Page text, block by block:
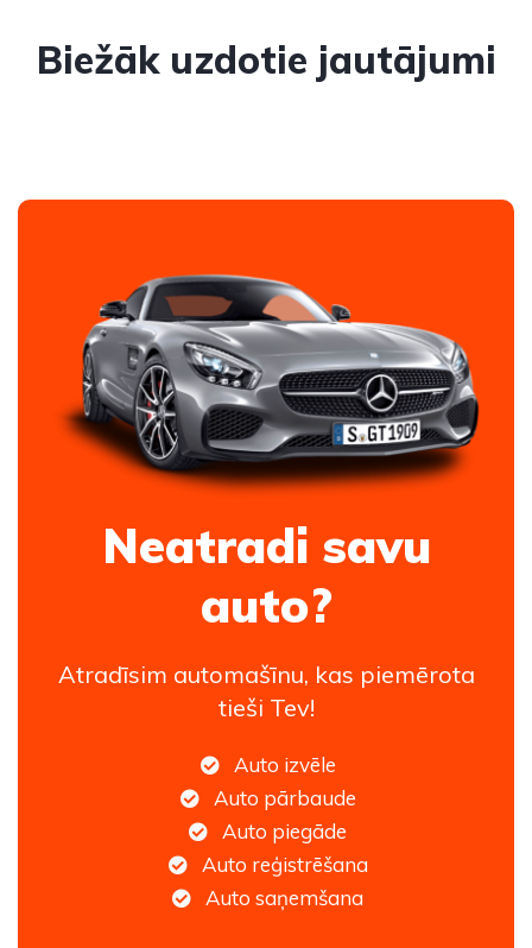
Biežāk uzdotie jautājumi
Neatradi savu
auto?
Atradīsim automašīnu, kas piemērota
tieši Tev!
Auto izvēle
Auto pārbaude
Auto piegāde
Auto reģistrēšana
Auto saņemšana